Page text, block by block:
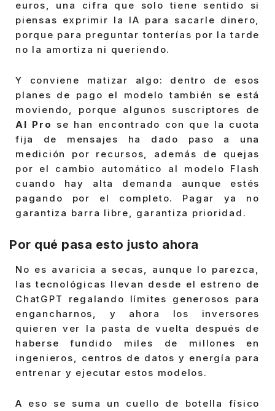
euros, una cifra que solo tiene sentido si
piensas exprimir la IA para sacarle dinero,
porque para preguntar tonterías por la tarde
no la amortiza ni queriendo.
Y conviene matizar algo: dentro de esos
planes de pago el modelo también se está
moviendo, porque algunos suscriptores de
AI Pro se han encontrado con que la cuota
fija de mensajes ha dado paso a una
medición por recursos, además de quejas
por el cambio automático al modelo Flash
cuando hay alta demanda aunque estés
pagando por el completo. Pagar ya no
garantiza barra libre, garantiza prioridad.
Por qué pasa esto justo ahora
No es avaricia a secas, aunque lo parezca,
las tecnológicas llevan desde el estreno de
ChatGPT regalando límites generosos para
engancharnos, y ahora los inversores
quieren ver la pasta de vuelta después de
haberse fundido miles de millones en
ingenieros, centros de datos y energía para
entrenar y ejecutar estos modelos.
A eso se suma un cuello de botella físico